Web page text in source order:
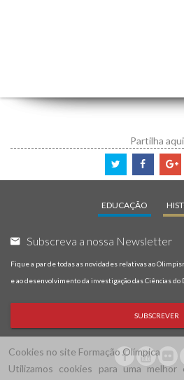
Cookies no site Formação Olímpica
Utilizamos cookies para uma
Partilha aqui
EDUCAÇÃO
Subscreva a nossa Newsletter
Fique a par de todas as novidades relativas ao
e ao desenvolvimento da investigação das Ciências
SUBSCREVER